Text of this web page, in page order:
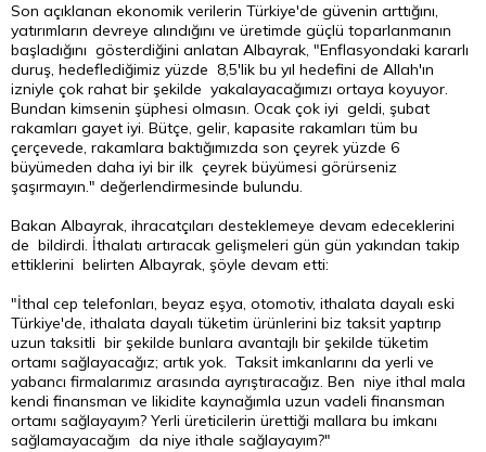
Son açıklanan ekonomik verilerin Türkiye'de güvenin arttığını,
yatırımların devreye alındığını ve üretimde güçlü toparlanmanın
başladığını gösterdiğini anlatan Albayrak, "Enflasyondaki kararlı
duruş, hedeflediğimiz yüzde 8,5'lik bu yıl hedefini de Allah'ın
izniyle çok rahat bir şekilde yakalayacağımızı ortaya koyuyor.
Bundan kimsenin şüphesi olmasın. Ocak çok iyi geldi, şubat
rakamları gayet iyi. Bütçe, gelir, kapasite rakamları tüm bu
çerçevede, rakamlara baktığımızda son çeyrek yüzde 6
büyümeden daha iyi bir ilk çeyrek büyümesi görürseniz
şaşırmayın." değerlendirmesinde bulundu.
Bakan Albayrak, ihracatçıları desteklemeye devam edeceklerini
de bildirdi. İthalatı artıracak gelişmeleri gün gün yakından takip
ettiklerini belirten Albayrak, şöyle devam etti:
"İthal cep telefonları, beyaz eşya, otomotiv, ithalata dayalı eski
Türkiye'de, ithalata dayalı tüketim ürünlerini biz taksit yaptırıp
uzun taksitli bir şekilde bunlara avantajlı bir şekilde tüketim
ortamı sağlayacağız; artık yok. Taksit imkanlarını da yerli ve
yabancı firmalarımız arasında ayrıştıracağız. Ben niye ithal mala
kendi finansman ve likidite kaynağımla uzun vadeli finansman
ortamı sağlayayım? Yerli üreticilerin ürettiği mallara bu imkanı
sağlamayacağım da niye ithale sağlayayım?"